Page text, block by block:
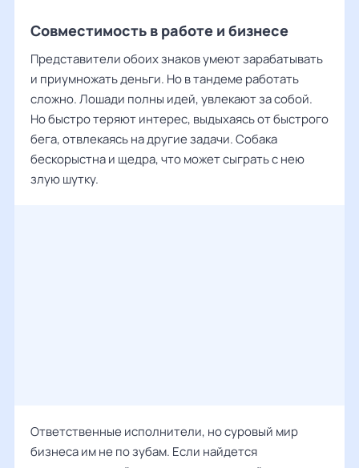
Совместимость в работе и бизнесе
Представители обоих знаков умеют зарабатывать
и приумножать деньги. Но в тандеме работать
сложно. Лошади полны идей, увлекают за собой.
Но быстро теряют интерес, выдыхаясь от быстрого
бега, отвлекаясь на другие задачи. Собака
бескорыстна и щедра, что может сыграть с нею
злую шутку.
Ответственные исполнители, но суровый мир
бизнеса им не по зубам. Если найдется